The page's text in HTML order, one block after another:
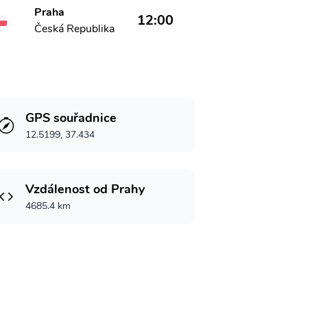
Praha
Česká Republika
12:00
GPS souřadnice
12.5199, 37.434
Vzdálenost od Prahy
4685.4 km